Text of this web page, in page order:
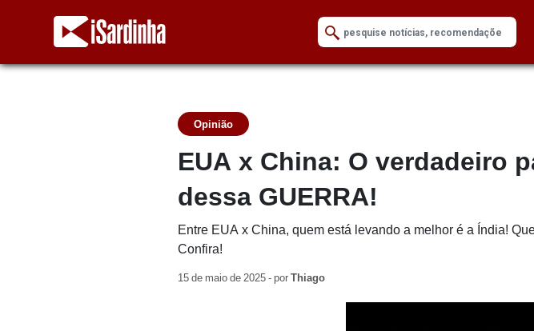
Opinião
EUA x China: O verdadeiro
dessa GUERRA!
Entre EUA x China, quem está levando a melhor é a Índia!
Confira!
15 de maio de 2025 - porThiago